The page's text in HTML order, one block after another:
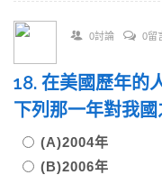
0討論 0留
18. 在美國歷年的
下列那一年對我
(A)2004年
(B)2006年